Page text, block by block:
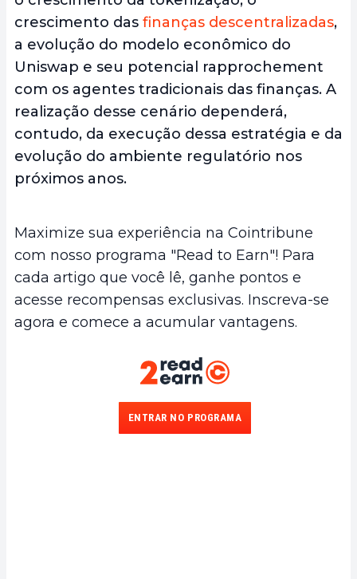
crescimento das finanças descentralizadas,
a evolução do modelo econômico do
Uniswap e seu potencial rapprochement
com os agentes tradicionais das finanças. A
realização desse cenário dependerá,
contudo, da execução dessa estratégia e da
evolução do ambiente regulatório nos
próximos anos.
Maximize sua experiência na Cointribune
com nosso programa "Read to Earn"! Para
cada artigo que você lê, ganhe pontos e
acesse recompensas exclusivas. Inscreva-se
agora e comece a acumular vantagens.
ENTRAR NO PROGRAMA